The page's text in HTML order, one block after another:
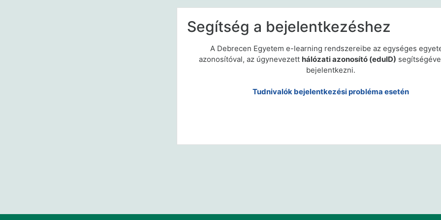
Segítség a bejelentkezéshez
A Debrecen Egyetem e-learning rendszereibe az egységes
azonosítóval, az úgynevezett hálózati azonosító (eduID)
bejelentkezni.
Tudnivalók bejelentkezési probléma esetén